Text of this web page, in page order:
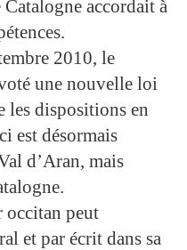
accordait à
2010, le
une nouvelle loi
les dispositions en
est désormais
d’Aran, mais
occitan peut
et par écrit dans sa